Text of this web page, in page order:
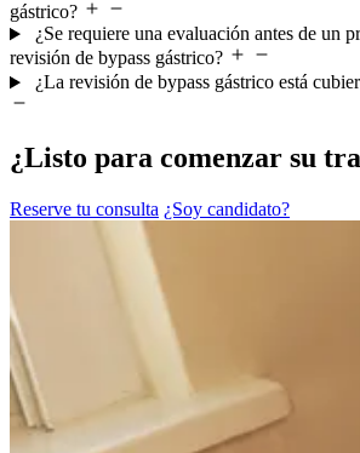
gástrico?
¿Se requiere una evaluación antes de un
revisión de bypass gástrico?
¿La revisión de bypass gástrico está
¿Listo para comenzar su
Reserve tu consulta ¿Soy candidato?